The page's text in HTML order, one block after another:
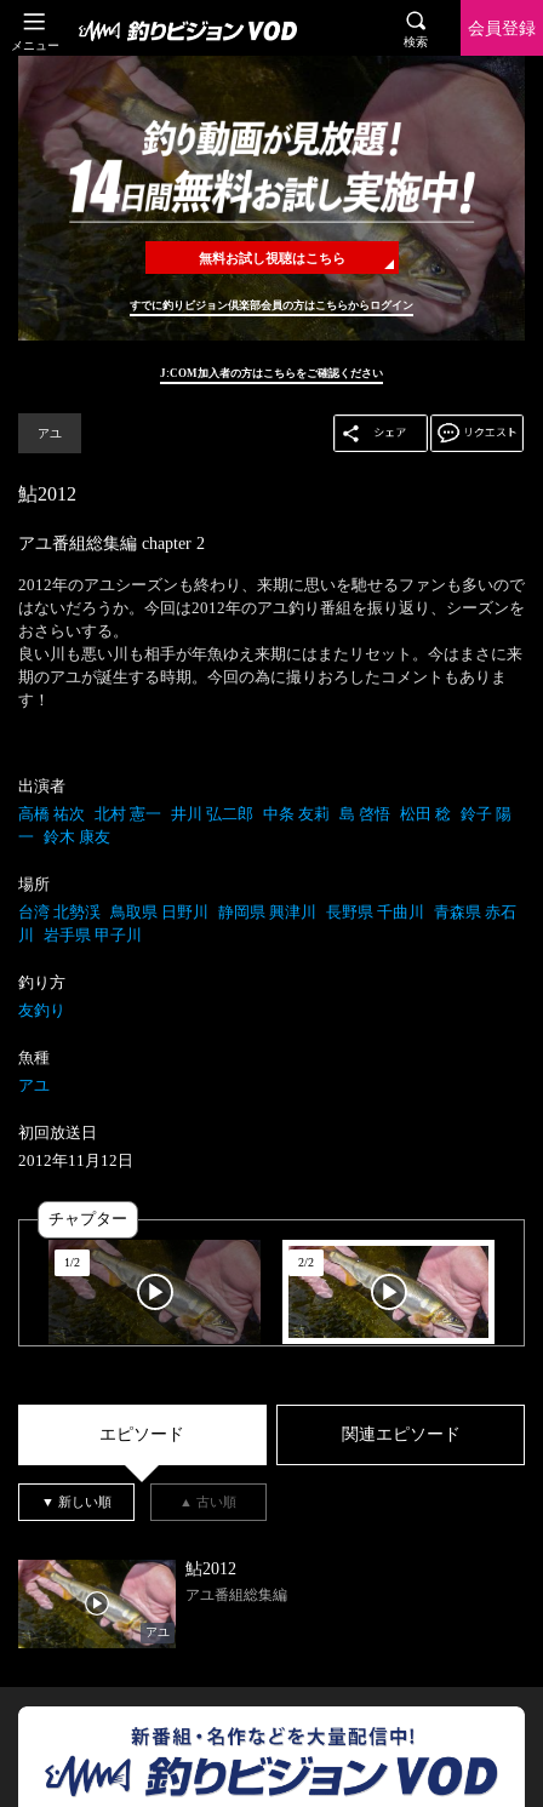
メニュー 検索
会員登録
無料お試し視聴はこちら
すでに釣りビジョン倶楽部会員の方はこちらからログイン
J:COM加入者の方はこちらをご確認ください
アユ
鮎2012
アユ番組総集編 chapter 2
2012年のアユシーズンも終わり、来期に思いを馳せるファンも多いので
はないだろうか。今回は2012年のアユ釣り番組を振り返り、シーズンを
おさらいする。
良い川も悪い川も相手が年魚ゆえ来期にはまたリセット。今はまさに来
期のアユが誕生する時期。今回の為に撮りおろしたコメントもありま
す！
出演者
高橋 祐次 北村 憲一 井川 弘二郎 中条 友莉 島 啓悟 松田 稔 鈴子 陽
一 鈴木 康友
場所
台湾 北勢渓 鳥取県 日野川 静岡県 興津川 長野県 千曲川
青森県 赤石
川
岩手県 甲子川
釣り方
友釣り
魚種
アユ
初回放送日
2012年11 月 12 日
チャプター
1/2 2/2
エピソード 関連エピソード
▼ 新しい順 ▲ 古い順
アユ
鮎2012
アユ番組総集編